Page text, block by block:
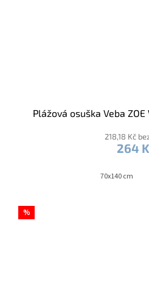
Plážová osuška Veba
218,18 Kč
264
70x140 cm
%